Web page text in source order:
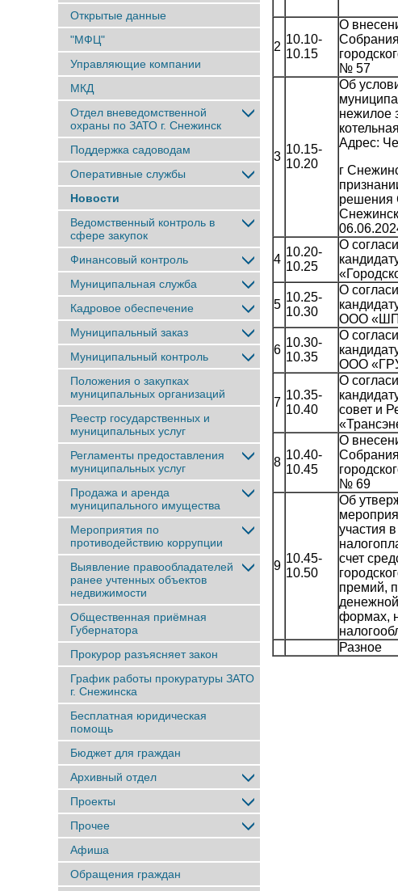
Открытые данные
"МФЦ"
Управляющие компании
МКД
Отдел вневедомственной
охраны по ЗАТО г. Снежинск
Поддержка садоводам
Оперативные службы
Новости
Ведомственный контроль в
сфере закупок
Финансовый контроль
Муниципальная служба
Кадровое обеспечение
Муниципальный заказ
Муниципальный контроль
Положения о закупках
муниципальных организаций
Реестр государственных и
муниципальных услуг
Регламенты предоставления
муниципальных услуг
Продажа и аренда
муниципального имущества
Мероприятия по
противодействию коррупции
Выявление правообладателей
ранее учтенныx объектов
недвижимости
Общественная приёмная
Губернатора
Прокурор разъясняет закон
График работы прокуратуры ЗАТО
г. Снежинска
Бесплатная юридическая
помощь
Бюджет для граждан
Архивный отдел
Проекты
Прочее
Афиша
Обращения граждан
2
10.10-
10.15
О
№ 57
3
10.15-
10.20
Об
нежилое
Адрес:
г
решения
4
10.20-
10.25
О
5
10.25-
10.30
О
ООО
6
10.30-
10.35
О
ООО
7
10.35-
10.40
О
совет и
8
10.40-
10.45
О
№ 69
9
10.45-
10.50
Об
участия
счет
премий,
формах,
Разное